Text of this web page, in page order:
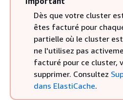
Dès que votre cluster
êtes facturé pour
partielle où le cluster
ne l'utilisez pas
facturé pour ce cluster,
supprimer. Consultez
dans ElastiCache.